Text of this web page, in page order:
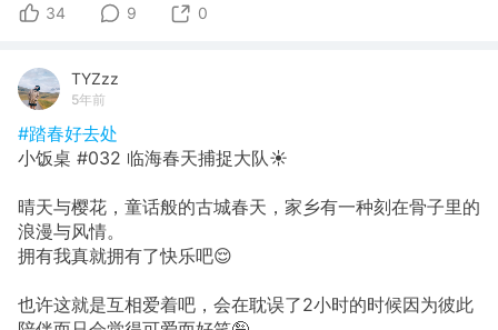
34 9 0
TYZzz
5年前
#踏春好去处
小饭桌 #032 临海春天捕捉大队☀️
晴天与樱花，童话般的古城春天，家乡有一种刻在骨子里的
浪漫与风情。
拥有我真就拥有了快乐吧😌
也许这就是互相爱着吧，会在耽误了2小时的时候因为彼此